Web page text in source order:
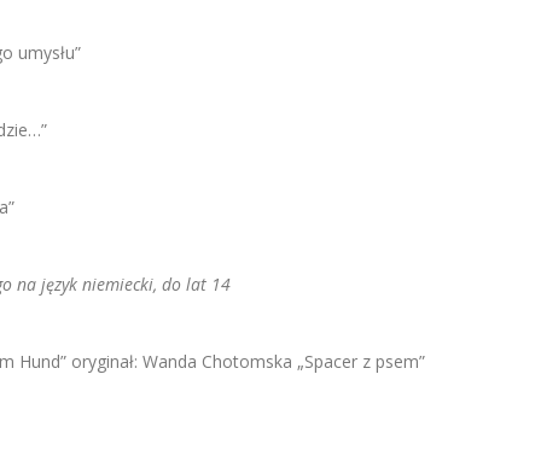
umysłu”
na język niemiecki, do lat 14
oryginał: Wanda Chotomska „Spacer z psem”